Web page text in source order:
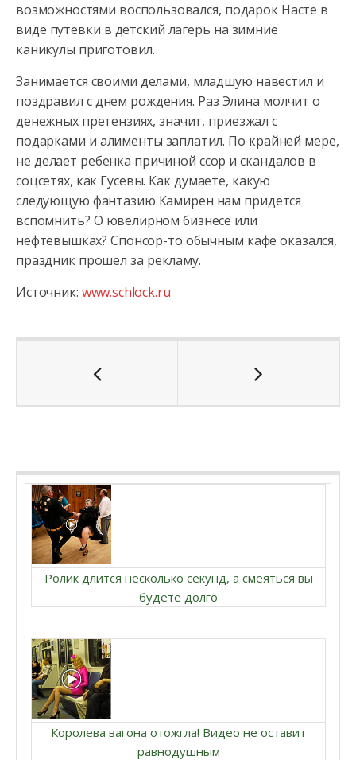
возможностями воспользовался, подарок Насте в
виде путевки в детский лагерь на зимние
каникулы приготовил.
Занимается своими делами, младшую навестил и
поздравил с днем рождения. Раз Элина молчит о
денежных претензиях, значит, приезжал с
подарками и алименты заплатил. По крайней мере,
не делает ребенка причиной ссор и скандалов в
соцсетях, как Гусевы. Как думаете, какую
следующую фантазию Камирен нам придется
вспомнить? О ювелирном бизнесе или
нефтевышках? Спонсор-то обычным кафе оказался,
праздник прошел за рекламу.
Источник: www.schlock.ru
Ролик длится несколько секунд, а смеяться вы
будете долго
Королева вагона отожгла! Видео не оставит
равнодушным